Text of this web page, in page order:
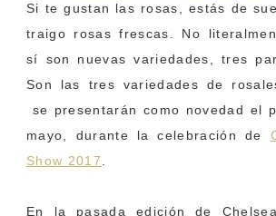
Si te gustan las rosas, estás de
traigo rosas frescas. No
sí son nuevas variedades, tres
Son las tres variedades de
se presentarán como novedad el
mayo, durante la celebración de
Show 2017.
En la pasada edición de